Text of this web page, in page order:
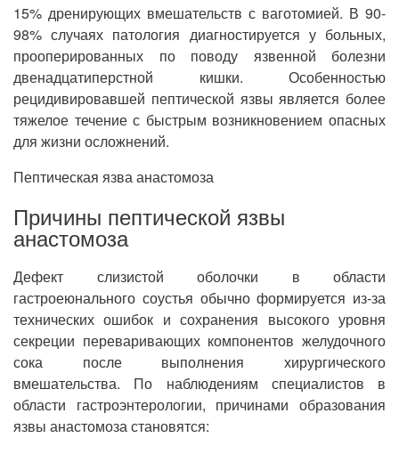
15% дренирующих вмешательств с ваготомией. В 90-
98% случаях патология диагностируется у больных,
прооперированных по поводу язвенной болезни
двенадцатиперстной кишки. Особенностью
рецидивировавшей пептической язвы является более
тяжелое течение с быстрым возникновением опасных
для жизни осложнений.
Пептическая язва анастомоза
Причины пептической язвы
анастомоза
Дефект слизистой оболочки в области
гастроеюнального соустья обычно формируется из-за
технических ошибок и сохранения высокого уровня
секреции переваривающих компонентов желудочного
сока после выполнения хирургического
вмешательства. По наблюдениям специалистов в
области гастроэнтерологии, причинами образования
язвы анастомоза становятся: